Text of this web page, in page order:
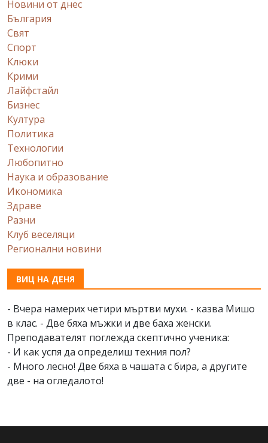
Новини от днес
България
Свят
Спорт
Клюки
Крими
Лайфстайл
Бизнес
Култура
Политика
Технологии
Любопитно
Наука и образование
Икономика
Здраве
Разни
Клуб веселяци
Регионални новини
ВИЦ НА ДЕНЯ
- Вчера намерих четири мъртви мухи. - казва Мишо
в клас. - Две бяха мъжки и две баха женски.
Преподавателят поглежда скептично ученика:
- И как успя да определиш техния пол?
- Много лесно! Две бяха в чашата с бира, а другите
две - на огледалото!